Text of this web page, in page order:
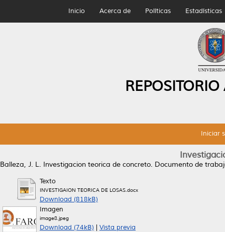
Inicio Acerca de Políticas Estadísticas
Iniciar
Balleza, J. L. Investigacion teorica de concreto. Documento de
Texto
INVESTIGAION TEORICA DE LOSAS.docx
Download (818kB)
Imagen
image8.jpeg
Download (74kB)
Vista previa